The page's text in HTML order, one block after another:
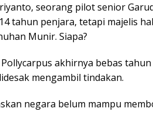
seorang pilot senior
tahun penjara, tetapi majelis
Munir. Siapa?
akhirnya bebas
mengambil tindakan.
negara belum mampu